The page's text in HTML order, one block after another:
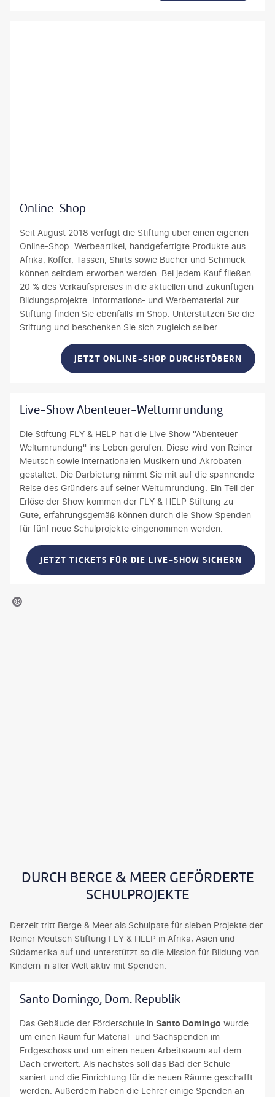
Online-Shop
Seit August 2018 verfügt die Stiftung über einen eigenen
Online-Shop. Werbeartikel, handgefertigte Produkte aus
Afrika, Koffer, Tassen, Shirts sowie Bücher und Schmuck
können seitdem erworben werden. Bei jedem Kauf fließen
20 % des Verkaufspreises in die aktuellen und zukünftigen
Bildungsprojekte. Informations- und Werbematerial zur
Stiftung finden Sie ebenfalls im Shop. Unterstützen Sie die
Stiftung und beschenken Sie sich zugleich selber.
JETZT ONLINE-SHOP DURCHSTÖBERN
Live-Show Abenteuer-Weltumrundung
Die Stiftung FLY & HELP hat die Live Show ''Abenteuer
Weltumrundung'' ins Leben gerufen. Diese wird von Reiner
Meutsch sowie internationalen Musikern und Akrobaten
gestaltet. Die Darbietung nimmt Sie mit auf die spannende
Reise des Gründers auf seiner Weltumrundung. Ein Teil der
Erlöse der Show kommen der FLY & HELP Stiftung zu
Gute, erfahrungsgemäß können durch die Show Spenden
für fünf neue Schulprojekte eingenommen werden.
JETZT TICKETS FÜR DIE LIVE-SHOW SICHERN
Stiftung FLY & HELP
DURCH BERGE & MEER GEFÖRDERTE
SCHULPROJEKTE
Derzeit tritt Berge & Meer als Schulpate für sieben Projekte der
Reiner Meutsch Stiftung FLY & HELP in Afrika, Asien und
Südamerika auf und unterstützt so die Mission für Bildung von
Kindern in aller Welt aktiv mit Spenden.
Santo Domingo, Dom. Republik
Das Gebäude der Förderschule in Santo Domingo wurde
um einen Raum für Material- und Sachspenden im
Erdgeschoss und um einen neuen Arbeitsraum auf dem
Dach erweitert. Als nächstes soll das Bad der Schule
saniert und die Einrichtung für die neuen Räume geschafft
werden. Außerdem haben die Lehrer einige Spenden an